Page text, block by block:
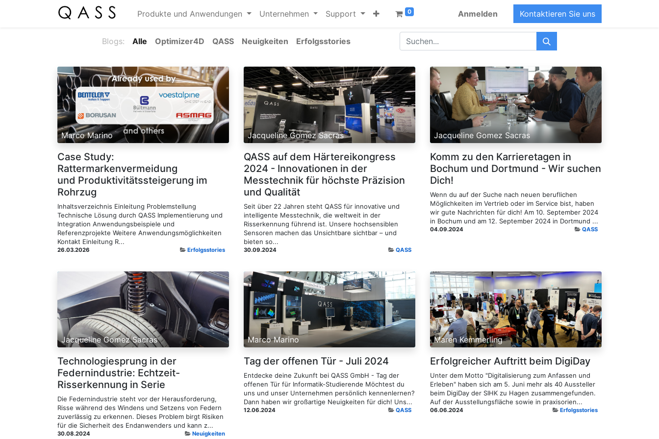
Produkte und Anwendungen Unternehmen Support 0 Anmelden Kontaktieren Sie uns
Blogs: Alle Optimizer4D QASS Neuigkeiten Erfolgsstories
Marco Marino
Case Study:
Rattermarkenvermeidung
und Produktivitätssteigerung im
Rohrzug
Inhaltsverzeichnis Einleitung Problemstellung
Technische Lösung durch QASS Implementierung und
Integration Anwendungsbeispiele und
Referenzprojekte Weitere Anwendungsmöglichkeiten
Kontakt Einleitung R...
26.03.2026 Erfolgsstories
Jacqueline Gomez Sacras
QASS auf dem Härtereikongress
2024 - Innovationen in der
Messtechnik für höchste Präzision
und Qualität
Seit über 22 Jahren steht QASS für innovative und
intelligente Messtechnik, die weltweit in der
Risserkennung führend ist. Unsere hochsensiblen
Sensoren machen das Unsichtbare sichtbar – und
bieten so...
30.09.2024 QASS
Jacqueline Gomez Sacras
Komm zu den Karrieretagen in
Bochum und Dortmund - Wir suchen
Dich!
Wenn du auf der Suche nach neuen beruflichen
Möglichkeiten im Vertrieb oder im Service bist, haben
wir gute Nachrichten für dich! Am 10. September 2024
in Bochum und am 12. September 2024 in Dortmund ...
04.09.2024 QASS
Jacqueline Gomez Sacras
Technologiesprung in der
Federnindustrie: Echtzeit-
Risserkennung in Serie
Die Federnindustrie steht vor der Herausforderung,
Risse während des Windens und Setzens von Federn
zuverlässig zu erkennen. Dieses Problem birgt Risiken
für die Sicherheit des Endanwenders und kann z...
30.08.2024 Neuigkeiten
Marco Marino
Tag der offenen Tür - Juli 2024
Entdecke deine Zukunft bei QASS GmbH - Tag der
offenen Tür für Informatik-Studierende Möchtest du
uns und unser Unternehmen persönlich kennenlernen?
Dann haben wir großartige Neuigkeiten für dich! Uns...
12.06.2024 QASS
Maren Kemmerling
Erfolgreicher Auftritt beim DigiDay
Unter dem Motto "Digitalisierung zum Anfassen und
Erleben" haben sich am 5. Juni mehr als 40 Aussteller
beim DigiDay der SIHK zu Hagen zusammengefunden.
Auf der Ausstellungsfläche sowie in praxisorien...
06.06.2024 Erfolgsstories